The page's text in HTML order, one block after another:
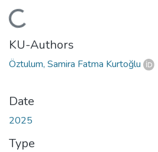
KU-Authors
Öztulum, Samira Fatma Kurtoğlu
Date
2025
Type